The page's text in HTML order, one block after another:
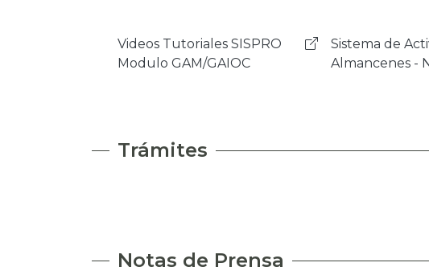
Sistema de Activos Fijos y
Almancenes - NSIAF
Mensajeria
Rocket.Chat
Trámites
Notas de Prensa